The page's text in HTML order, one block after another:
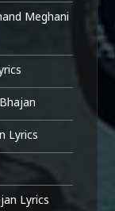
Meghani
Lyrics
Lyrics